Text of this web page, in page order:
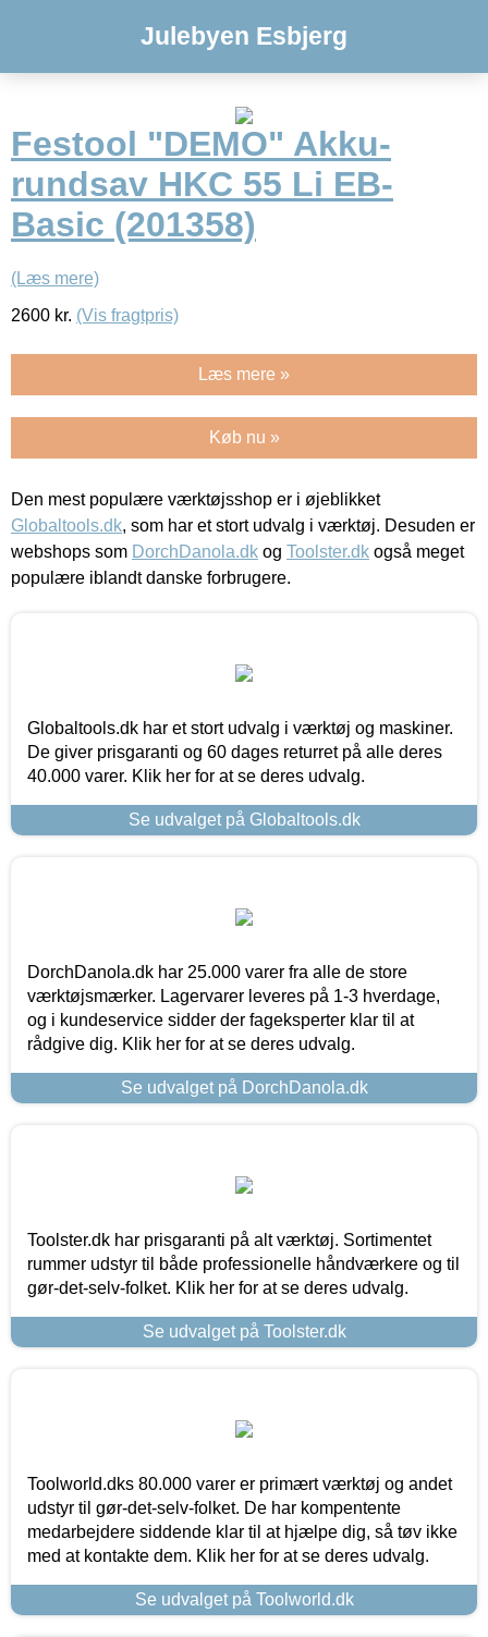
Julebyen Esbjerg
Festool "DEMO" Akku-
rundsav HKC 55 Li EB-
Basic (201358)
(Læs mere)
2600 kr. (Vis fragtpris)
Læs mere »
Køb nu »
Den mest populære værktøjsshop er i øjeblikket
Globaltools.dk, som har et stort udvalg i værktøj. Desuden er
webshops som DorchDanola.dk og Toolster.dk også meget
populære iblandt danske forbrugere.
Globaltools.dk har et stort udvalg i værktøj og maskiner.
De giver prisgaranti og 60 dages returret på alle deres
40.000 varer. Klik her for at se deres udvalg.
Se udvalget på Globaltools.dk
DorchDanola.dk har 25.000 varer fra alle de store
værktøjsmærker. Lagervarer leveres på 1-3 hverdage,
og i kundeservice sidder der fageksperter klar til at
rådgive dig. Klik her for at se deres udvalg.
Se udvalget på DorchDanola.dk
Toolster.dk har prisgaranti på alt værktøj. Sortimentet
rummer udstyr til både professionelle håndværkere og til
gør-det-selv-folket. Klik her for at se deres udvalg.
Se udvalget på Toolster.dk
Toolworld.dks 80.000 varer er primært værktøj og andet
udstyr til gør-det-selv-folket. De har kompentente
medarbejdere siddende klar til at hjælpe dig, så tøv ikke
med at kontakte dem. Klik her for at se deres udvalg.
Se udvalget på Toolworld.dk